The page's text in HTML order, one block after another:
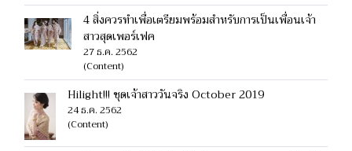
4 สิ่งควรทำเพื่อเตรียมพร้อมสำหรับการเป็นเพื่อนเจ้า
สาวสุดเพอร์เฟค
27 ธ.ค. 2562
(Content)
Hilight!!! ชุดเจ้าสาววันจริง October 2019
24 ธ.ค. 2562
(Content)